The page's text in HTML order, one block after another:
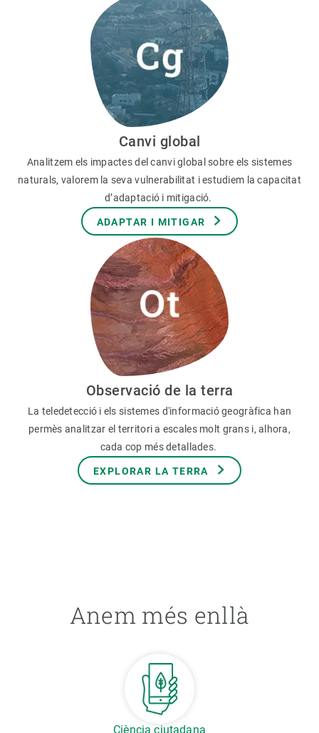
Canvi global
Analitzem els impactes del canvi global sobre els sistemes
naturals, valorem la seva vulnerabilitat i estudiem la capacitat
d’adaptació i mitigació.
ADAPTAR I MITIGAR
Observació de la terra
La teledetecció i els sistemes d'informació geogràfica han
permès analitzar el territori a escales molt grans i, alhora,
cada cop més detallades.
EXPLORAR LA TERRA
Anem més enllà
Ciència ciutadana